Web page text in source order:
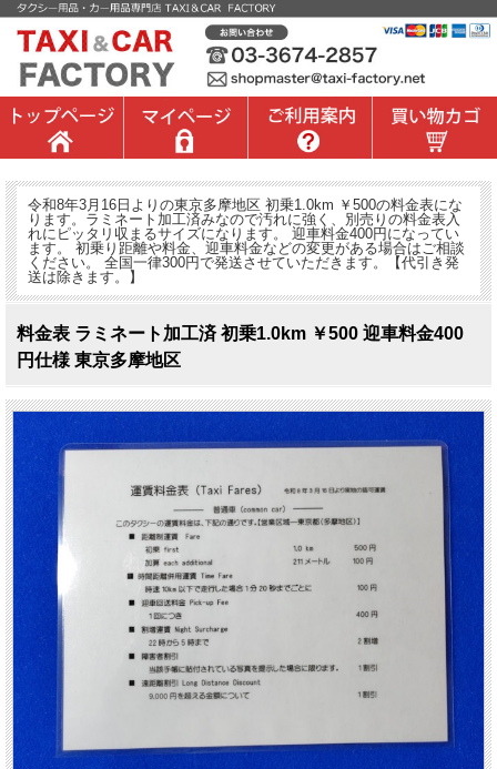
令和8年3月16日よりの東京多摩地区 初乗1.0km ￥500の料金表にな
ります。ラミネート加工済みなので汚れに強く、別売りの料金表入
れにピッタリ収まるサイズになります。 迎車料金400円になってい
ます。 初乗り距離や料金、迎車料金などの変更がある場合はご相談
ください。 全国一律300円で発送させていただきます。【代引き発
送は除きます。】
料金表 ラミネート加工済 初乗1.0km ￥500 迎車料金400
円仕様 東京多摩地区